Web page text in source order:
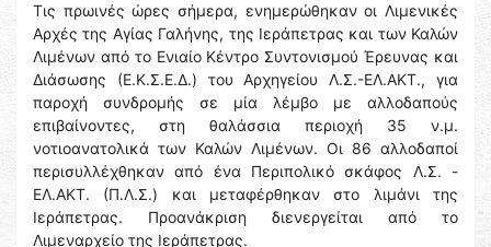
Τις πρωινές ώρες σήμερα, ενημερώθηκαν οι Λιμενικές
Αρχές της Αγίας Γαλήνης, της Ιεράπετρας και των Καλών
Λιμένων από το Ενιαίο Κέντρο Συντονισμού Έρευνας και
Διάσωσης (Ε.Κ.Σ.Ε.Δ.) του Αρχηγείου Λ.Σ.-ΕΛ.ΑΚΤ., για
παροχή συνδρομής σε μία λέμβο με αλλοδαπούς
επιβαίνοντες, στη θαλάσσια περιοχή 35 ν.μ.
νοτιοανατολικά των Καλών Λιμένων. Οι 86 αλλοδαποί
περισυλλέχθηκαν από ένα Περιπολικό σκάφος Λ.Σ. -
ΕΛ.ΑΚΤ. (Π.Λ.Σ.) και μεταφέρθηκαν στο λιμάνι της
Ιεράπετρας. Προανάκριση διενεργείται από το
Λιμεναρχείο της Ιεράπετρας.